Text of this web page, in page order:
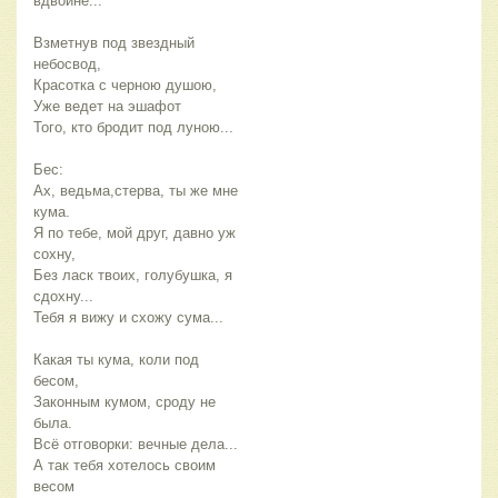
Взметнув под звездный
небосвод,
Красотка с черною душою,
Уже ведет на эшафот
Того, кто бродит под луною...
Бес:
Ах, ведьма,стерва, ты же мне
кума.
Я по тебе, мой друг, давно уж
сохну,
Без ласк твоих, голубушка, я
сдохну...
Тебя я вижу и схожу сума...
Какая ты кума, коли под
бесом,
Законным кумом, сроду не
была.
Всё отговорки: вечные дела...
А так тебя хотелось своим
весом